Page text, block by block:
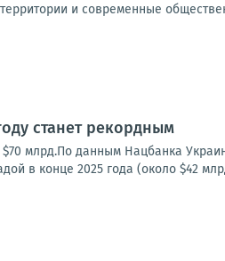
и современные
станет рекордным
$70 млрд.По данным Нацбанка
в конце 2025 года (около $42